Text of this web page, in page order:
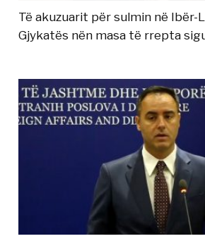
Të akuzuarit për sulmin në Ibër-
Gjykatës nën masa të rrepta